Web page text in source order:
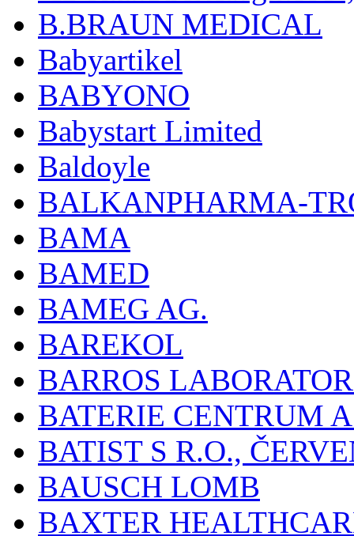
B.BRAUN MEDICAL
Babyartikel
BABYONO
Babystart Limited
Baldoyle
BALKANPHARMA-
BAMA
BAMED
BAMEG AG.
BAREKOL
BARROS
BATERIE CENTRUM
BATIST S R.O.,
BAUSCH LOMB
BAXTER